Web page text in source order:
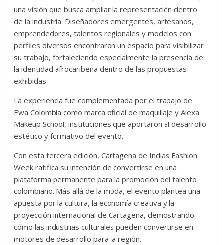
una visión que busca ampliar la representación dentro
de la industria. Diseñadores emergentes, artesanos,
emprendedores, talentos regionales y modelos con
perfiles diversos encontraron un espacio para visibilizar
su trabajo, fortaleciendo especialmente la presencia de
la identidad afrocaribeña dentro de las propuestas
exhibidas.
La experiencia fue complementada por el trabajo de
Ewa Colombia como marca oficial de maquillaje y Alexa
Makeup School, instituciones que aportaron al desarrollo
estético y formativo del evento.
Con esta tercera edición, Cartagena de Indias Fashion
Week ratifica su intención de convertirse en una
plataforma permanente para la promoción del talento
colombiano. Más allá de la moda, el evento plantea una
apuesta por la cultura, la economía creativa y la
proyección internacional de Cartagena, demostrando
cómo las industrias culturales pueden convertirse en
motores de desarrollo para la región.